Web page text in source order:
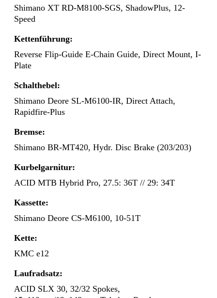
Shimano XT RD-M8100-SGS, ShadowPlus, 12-
Speed
Kettenführung:
Reverse Flip-Guide E-Chain Guide, Direct Mount, I-
Plate
Schalthebel:
Shimano Deore SL-M6100-IR, Direct Attach,
Rapidfire-Plus
Bremse:
Shimano BR-MT420, Hydr. Disc Brake (203/203)
Kurbelgarnitur:
ACID MTB Hybrid Pro, 27.5: 36T // 29: 34T
Kassette:
Shimano Deore CS-M6100, 10-51T
Kette:
KMC e12
Laufradsatz:
ACID SLX 30, 32/32 Spokes,